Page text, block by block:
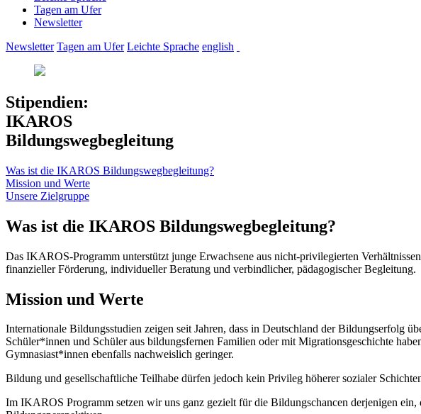
Tagen am Ufer
Newsletter
Newsletter Tagen am Ufer Leichte Sprache english
Stipendien:
IKAROS
Bildungswegbegleitung
Was ist die IKAROS Bildungswegbegleitung?
Mission und Werte
Unsere Zielgruppe
Was ist die IKAROS Bildungswegbegleitung?
Das IKAROS-Programm unterstützt junge Erwachsene aus nicht-privilegierten
finanzieller Förderung, individueller Beratung und verbindlicher, pädagogischer Begleitung.
Mission und Werte
Internationale Bildungsstudien zeigen seit Jahren, dass in Deutschland der Bildungserfolg
Schüler*innen und Schüler aus bildungsfernen Familien oder mit Migrationsgeschichte
Gymnasiast*innen ebenfalls nachweislich geringer.
Bildung und gesellschaftliche Teilhabe dürfen jedoch kein Privileg höherer sozialer
Im IKAROS Programm setzen wir uns ganz gezielt für die Bildungschancen derjenigen